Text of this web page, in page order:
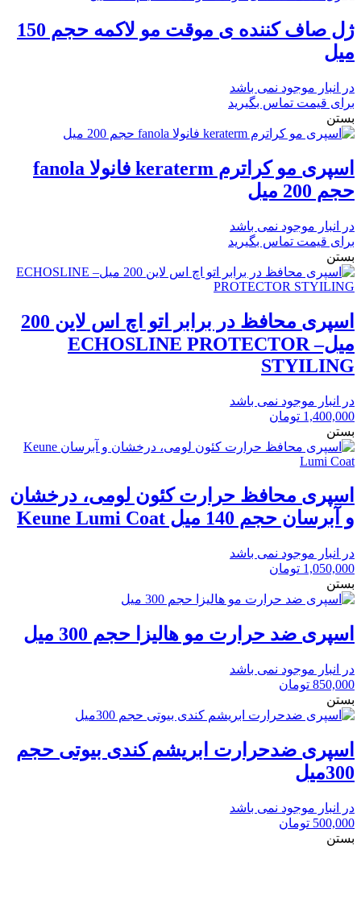
ژل صاف کننده ی موقت مو لاکمه حجم 150
میل
در انبار موجود نمی باشد
برای قیمت تماس بگیرید
بستن
اسپری مو کراترم keraterm فانولا fanola
حجم 200 میل
در انبار موجود نمی باشد
برای قیمت تماس بگیرید
بستن
اسپری محافظ در برابر اتو اچ اس لاین 200
میل– ECHOSLINE PROTECTOR
STYILING
در انبار موجود نمی باشد
1,400,000 تومان
بستن
اسپری محافظ حرارت کئون لومی، درخشان
و آبرسان حجم 140 میل Keune Lumi Coat
در انبار موجود نمی باشد
1,050,000 تومان
بستن
اسپری ضد حرارت مو هالیزا حجم 300 میل
در انبار موجود نمی باشد
850,000 تومان
بستن
اسپری ضد‌حرارت ابریشم کندی بیوتی حجم
300میل
در انبار موجود نمی باشد
500,000 تومان
بستن